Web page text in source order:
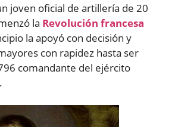
joven oficial de artillería de 20
la Revolución francesa
la apoyó con decisión y
con rapidez hasta ser
comandante del ejército